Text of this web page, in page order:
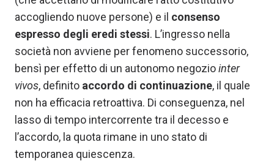
accogliendo nuove persone) e il consenso
espresso degli eredi stessi. L’ingresso nella
società non avviene per fenomeno successorio,
bensì per effetto di un autonomo negoziointer
vivos, definito accordo di continuazione, il quale
non ha efficacia retroattiva. Di conseguenza, nel
lasso di tempo intercorrente tra il decesso e
l’accordo, la quota rimane in uno stato di
temporanea quiescenza.